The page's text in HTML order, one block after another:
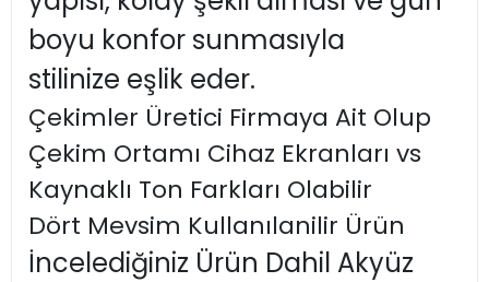
boyu konfor sunmasıyla
stilinize eşlik eder.
Çekimler Üretici Firmaya Ait Olup
Çekim Ortamı Cihaz Ekranları vs
Kaynaklı Ton Farkları Olabilir
Dört Mevsim Kullanılanilir Ürün
İncelediğiniz Ürün Dahil Akyüz